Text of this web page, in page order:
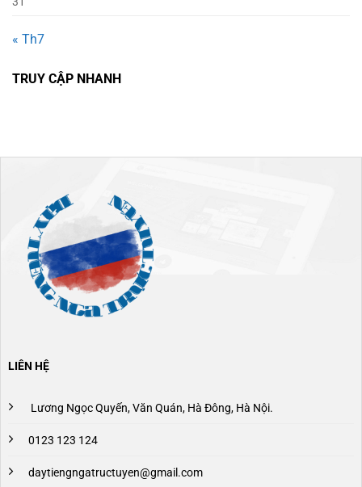
« Th7
TRUY CẬP NHANH
LIÊN HỆ
Lương Ngọc Quyến, Văn Quán, Hà Đông, Hà Nội.
0123 123 124
daytiengngatructuyen@gmail.com